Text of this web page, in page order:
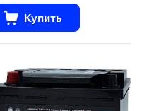
Купить